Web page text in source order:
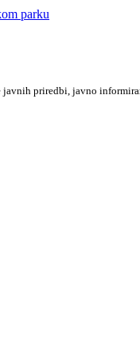
parku
priredbi, javno